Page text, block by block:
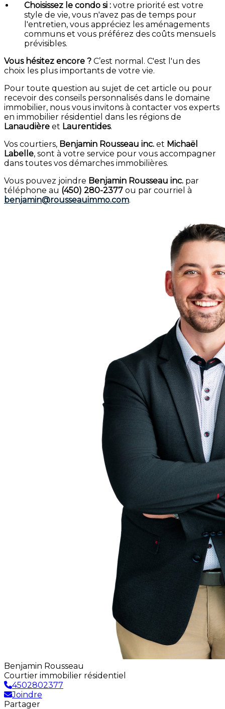
Choisissez le condo si : votre priorité est votre
style de vie, vous n'avez pas de temps pour
l'entretien, vous appréciez les aménagements
communs et vous préférez des coûts mensuels
prévisibles.
Vous hésitez encore ? C’est normal. C'est l'un des
choix les plus importants de votre vie.
Pour toute question au sujet de cet article ou pour
recevoir des conseils personnalisés dans le domaine
immobilier, nous vous invitons à contacter vos experts
en immobilier résidentiel dans les régions de
Lanaudière et Laurentides.
Vos courtiers, Benjamin Rousseau inc. et Michaël
Labelle, sont à votre service pour vous accompagner
dans toutes vos démarches immobilières.
Vous pouvez joindre Benjamin Rousseau inc. par
téléphone au (450) 280-2377 ou par courriel à
benjamin@rousseauimmo.com.
Benjamin Rousseau
Courtier immobilier résidentiel
4502802377
Joindre
Partager